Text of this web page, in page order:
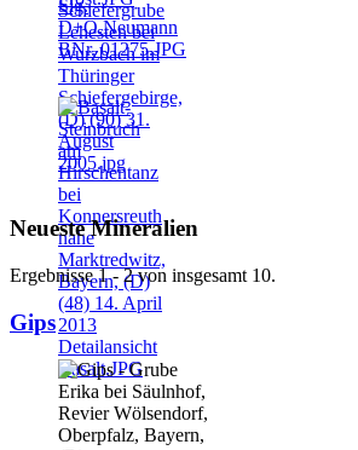
Neueste Mineralien
Ergebnisse 1 - 2 von insgesamt 10.
Gips